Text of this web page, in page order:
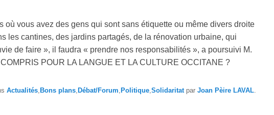
où vous avez des gens qui sont sans étiquette ou même divers droite
les cantines, des jardins partagés, de la rénovation urbaine, qui
de faire », il faudra « prendre nos responsabilités », a poursuivi M.
POUR LA LANGUE ET LA CULTURE OCCITANE ?
Actualités Bons plans Débat/Forum Politique Solidaritat par Joan Pèire LAVAL